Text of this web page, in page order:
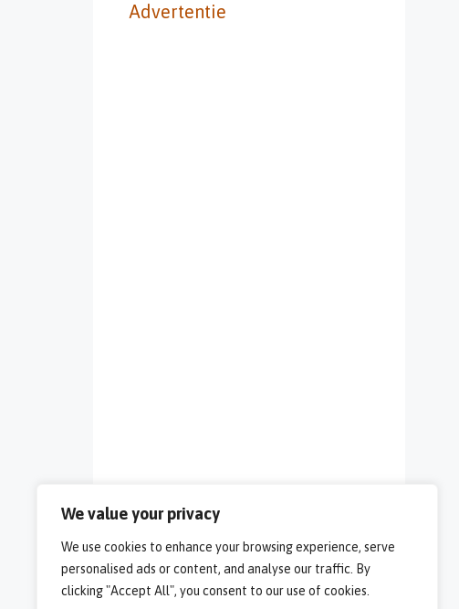
We value your privacy
We use cookies to enhance your browsing experience, serve
personalised ads or content, and analyse our traffic. By
clicking "Accept All", you consent to our use of cookies.
Advertentie